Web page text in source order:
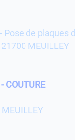
Pose de plaques
MEUILLEY
COUTURE